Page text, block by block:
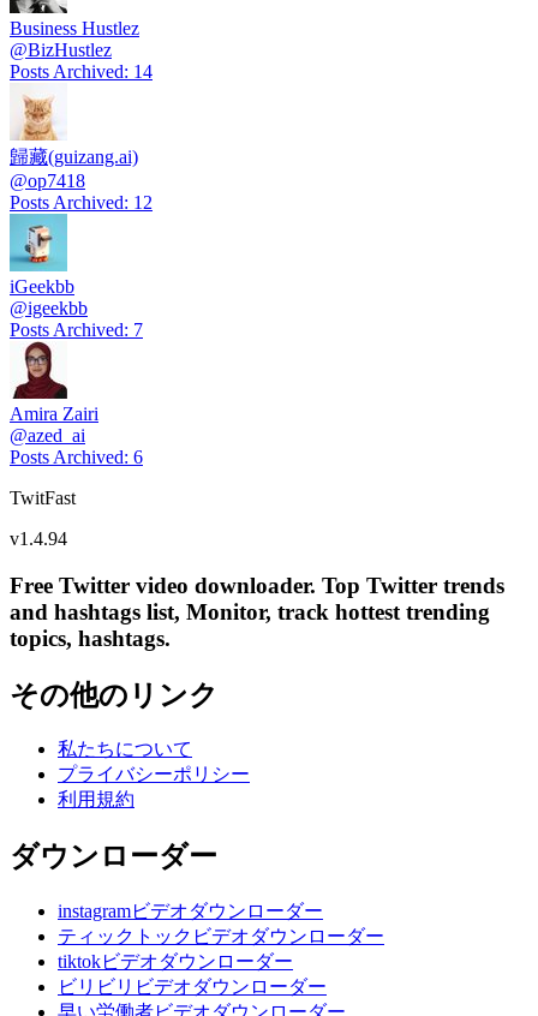
Business Hustlez
@BizHustlez
Posts Archived: 14
歸藏(guizang.ai)
@op7418
Posts Archived: 12
iGeekbb
@igeekbb
Posts Archived: 7
Amira Zairi
@azed_ai
Posts Archived: 6
TwitFast
v1.4.94
Free Twitter video downloader. Top Twitter trends
and hashtags list, Monitor, track hottest trending
topics, hashtags.
その他のリンク
私たちについて
プライバシーポリシー
利用規約
ダウンローダー
instagramビデオダウンローダー
ティックトックビデオダウンローダー
tiktokビデオダウンローダー
ビリビリビデオダウンローダー